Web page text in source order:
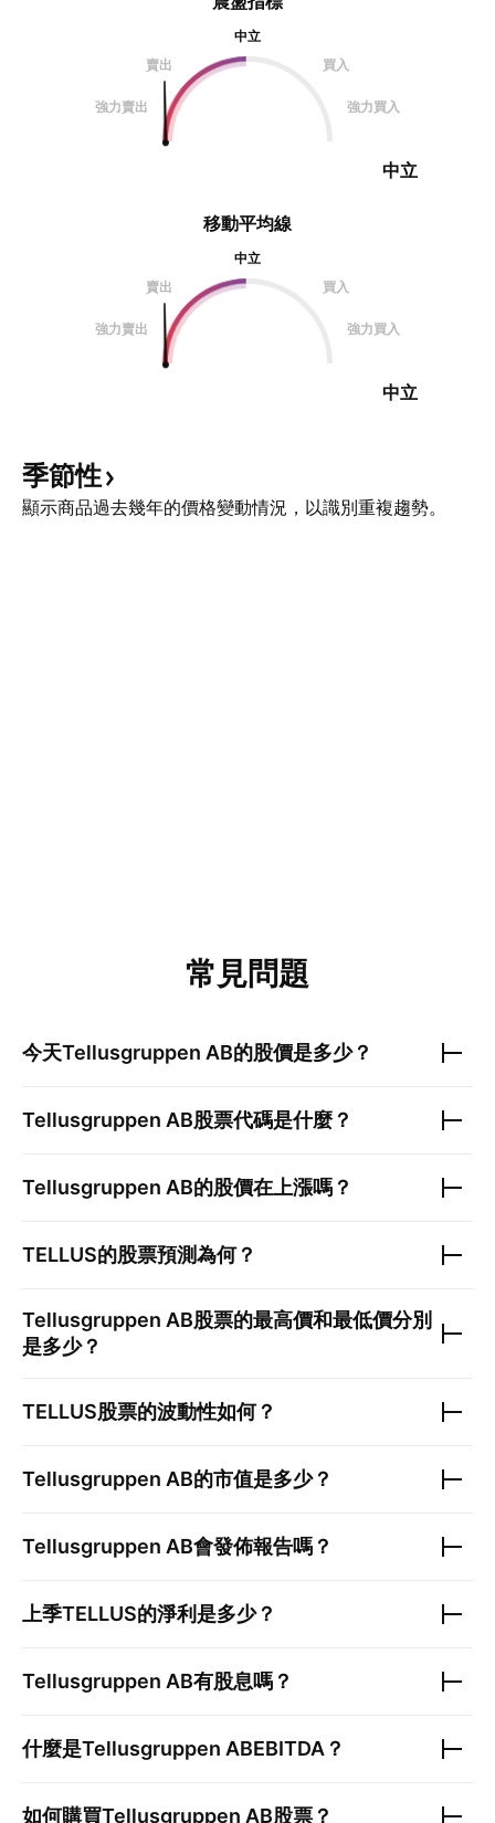
中立
賣出
買入
強力賣出 強力買入
中立
移動平均線
中立
賣出
買入
強力賣出 強力買入
中立
季節性
顯示商品過去幾年的價格變動情況，以識別重複趨勢。
常見問題
今天Tellusgruppen AB的股價是多少？
Tellusgruppen AB股票代碼是什麼？
Tellusgruppen AB的股價在上漲嗎？
TELLUS的股票預測為何？
Tellusgruppen AB股票的最高價和最低價分別
是多少？
TELLUS股票的波動性如何？
Tellusgruppen AB的市值是多少？
Tellusgruppen AB會發佈報告嗎？
上季TELLUS的淨利是多少？
Tellusgruppen AB有股息嗎？
什麼是Tellusgruppen ABEBITDA？
如何購買Tellusgruppen AB股票？